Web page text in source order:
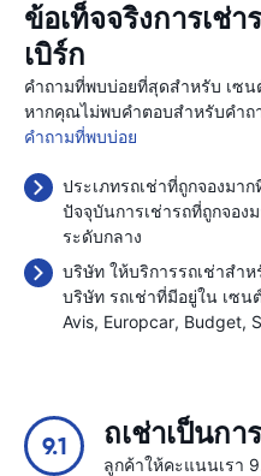
ข้อเท็จจริงการเช่
เบิร์ก
คำถามที่พบบ่อยที่สุดสำหรับ เซน
หากคุณไม่พบคำตอบสำหรับคำ
คำถามที่พบบ่อย
ประเภทรถเช่าที่ถูกจองมา
ปัจจุบันการเช่ารถที่ถูกจอง
ระดับกลาง
บริษัท ให้บริการรถเช่าสำห
บริษัท รถเช่าที่มีอยู่ใน เซน
Avis Europcar Budget
9.1 ถเช่าเป็นก
ลูกค้าให้คะแนนเรา